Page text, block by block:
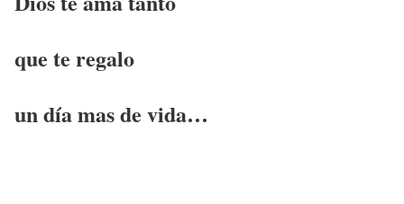
que te regalo
un día mas de vida…